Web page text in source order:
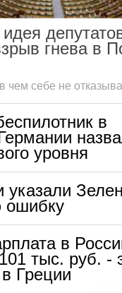
гнева в
чем себе не
в
уровня
указали
ошибку
в
тыс. руб. -
Греции